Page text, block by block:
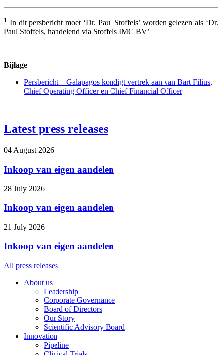
1 In dit persbericht moet ‘Dr. Paul Stoffels’ worden gelezen als ‘Dr.
Paul Stoffels, handelend via Stoffels IMC BV’
Bijlage
Persbericht – Galapagos kondigt vertrek aan van Bart Filius,
Chief Operating Officer en Chief Financial Officer
Latest press releases
04 August 2026
Inkoop van eigen aandelen
28 July 2026
Inkoop van eigen aandelen
21 July 2026
Inkoop van eigen aandelen
All press releases
About us
Leadership
Corporate Governance
Board of Directors
Our Story
Scientific Advisory Board
Innovation
Pipeline